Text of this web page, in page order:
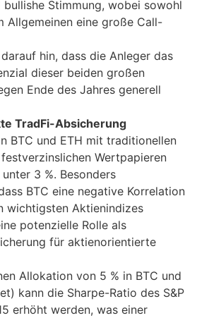
Stimmung, wobei sowohl
Allgemeinen eine große Call-
hin, dass die Anleger das
dieser beiden großen
Ende des Jahres generell
TradFi-Absicherung
BTC und ETH mit traditionellen
Wertpapieren
3 %. Besonders
BTC eine negative Korrelation
wichtigsten Aktienindizes
potenzielle Rolle als
für aktienorientierte
Allokation von 5 % in BTC und
kann die Sharpe-Ratio des S&P
erhöht werden, was einer